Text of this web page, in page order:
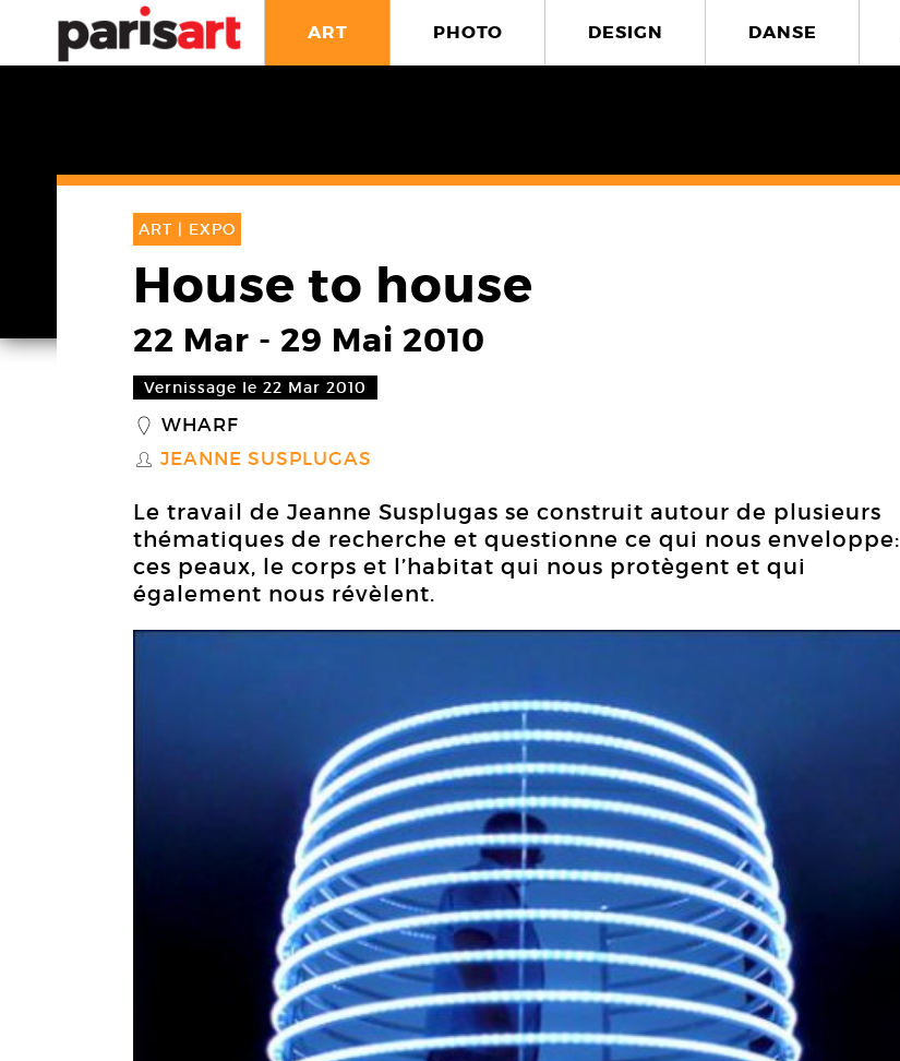
ART PHOTO DESIGN DANSE
ART | EXPO
House to house
22 Mar - 29 Mai 2010
Vernissage le 22 Mar 2010
_ WHARF
S JEANNE SUSPLUGAS
Le travail de Jeanne Susplugas se construit autour de plusieurs
thématiques de recherche et questionne ce qui nous enveloppe:
ces peaux, le corps et l’habitat qui nous protègent et qui
également nous révèlent.